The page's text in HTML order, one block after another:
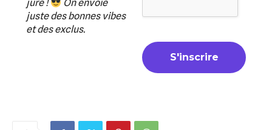
jure !
On envoie
juste des bonnes vibes
et des exclus.